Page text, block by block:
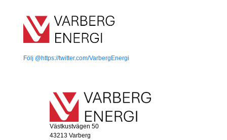
Följ @https://twitter.com/VarbergEnergi
Västkustvägen 50
43213 Varberg